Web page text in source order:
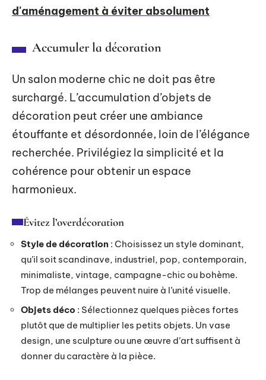
d'aménagement à éviter absolument
Accumuler la décoration
Un salon moderne chic ne doit pas être
surchargé. L’accumulation d’objets de
décoration peut créer une ambiance
étouffante et désordonnée, loin de l’élégance
recherchée. Privilégiez la simplicité et la
cohérence pour obtenir un espace
harmonieux.
Évitez l’overdécoration
Style de décoration : Choisissez un style dominant,
qu’il soit scandinave, industriel, pop, contemporain,
minimaliste, vintage, campagne-chic ou bohème.
Trop de mélanges peuvent nuire à l’unité visuelle.
Objets déco : Sélectionnez quelques pièces fortes
plutôt que de multiplier les petits objets. Un vase
design, une sculpture ou une œuvre d’art suffisent à
donner du caractère à la pièce.